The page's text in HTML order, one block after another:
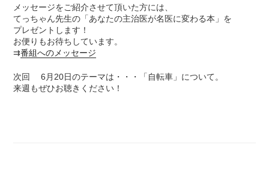
メッセージをご紹介させて頂いた方には、
てっちゃん先生の「あなたの主治医が名医に変わる本」を
プレゼントします！
お便りもお待ちしています。
⇉番組へのメッセージ
次回 6月20日のテーマは・・・「自転車」について。
来週もぜひお聴きください！